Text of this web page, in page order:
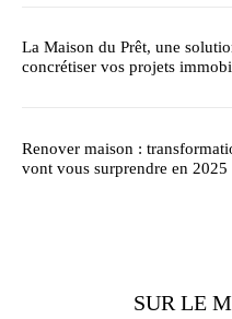
La Maison du Prêt, une
concrétiser vos projets
Renover maison :
vont vous surprendre en 2025
SUR LE